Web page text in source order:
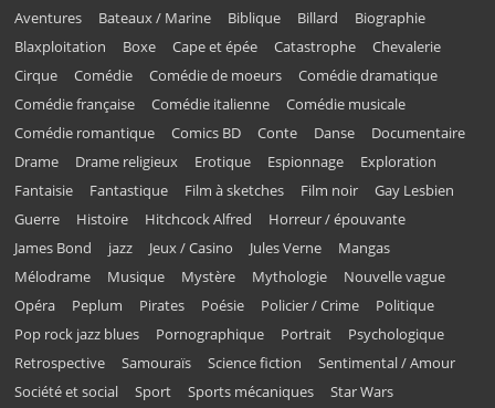
Aventures
Bateaux / Marine Biblique Billard
Biographie
Blaxploitation
Boxe Cape et épée Catastrophe
Chevalerie
Cirque
Comédie Comédie de moeurs
Comédie dramatique
Comédie française
Comédie italienne
Comédie musicale
Comédie romantique
Comics BD Conte Danse
Documentaire
Drame
Drame religieux Erotique Espionnage
Exploration
Fantaisie
Fantastique Film à sketches Film noir
Gay Lesbien
Guerre
Histoire Hitchcock Alfred
Horreur / épouvante
James Bond
jazz Jeux / Casino Jules Verne
Mangas
Mélodrame
Musique Mystère Mythologie
Nouvelle vague
Opéra
Peplum Pirates Poésie Policier / Crime
Politique
Pop rock jazz blues
Pornographique Portrait
Psychologique
Retrospective
Samouraïs Science fiction
Sentimental / Amour
Société et social
Sport Sports mécaniques
Star Wars